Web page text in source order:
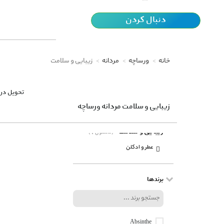
دنبال کردن
تحویل در
خانه ورساچه مردانه زیبایی و سلامت
زیبایی و سلامت مردانه ورساچه
(1 محصول) زیبایی و سلامت
عطر و ادکلن
برندها